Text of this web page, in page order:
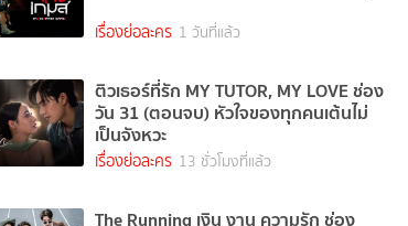
เรื่องย่อละคร 1 วันที่แล้ว
ติวเธอร์ที่รัก MY TUTOR, MY LOVE ช่อง
วัน 31 (ตอนจบ) หัวใจของทุกคนเต้นไม่
เป็นจังหวะ
เรื่องย่อละคร 13 ชั่วโมงที่แล้ว
The Running เงิน งาน ความรัก ช่อง